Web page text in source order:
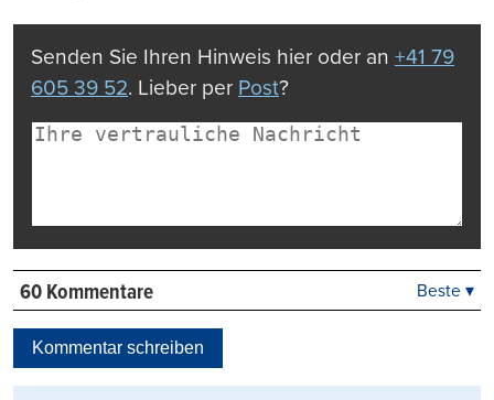
drucken
Senden Sie Ihren Hinweis hier oder an +41 79
605 39 52. Lieber per Post?
60 Kommentare
Kontrovers
Beste ▾
Kommentar schreiben